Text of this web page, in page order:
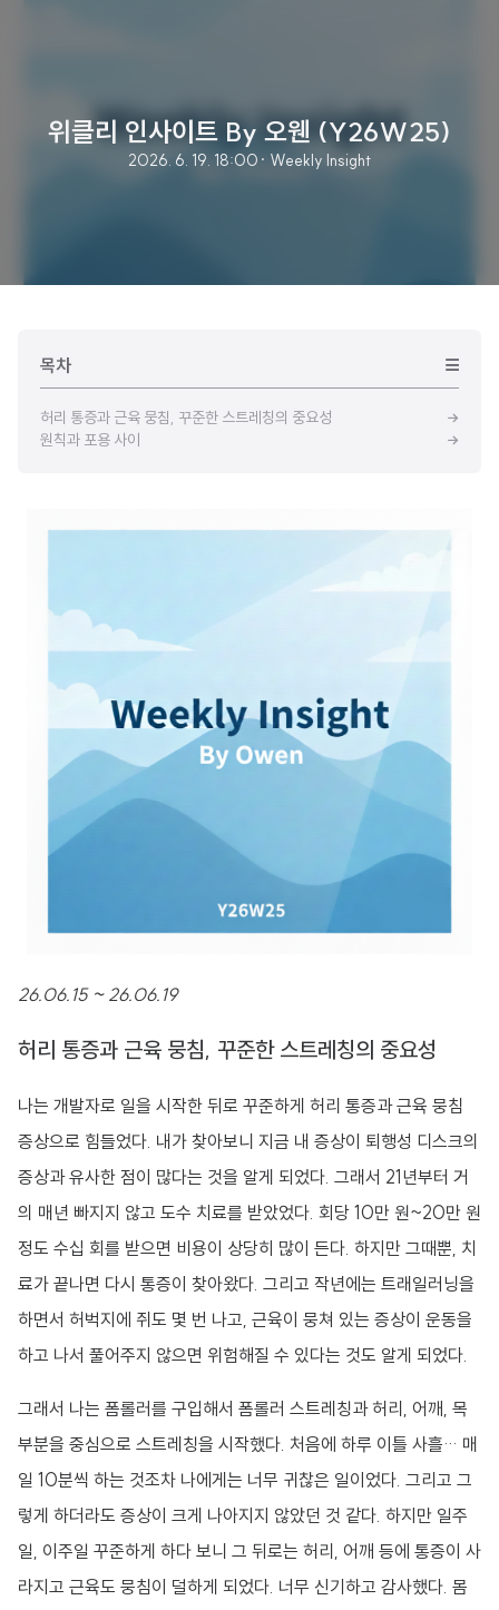
위클리 인사이트 By 오웬 (Y26W25)
2026. 6. 19. 18:00 · Weekly Insight
목차
허리 통증과 근육 뭉침, 꾸준한 스트레칭의 중요성
원칙과 포용 사이
26.06.15 ~ 26.06.19
허리 통증과 근육 뭉침, 꾸준한 스트레칭의 중요성
나는 개발자로 일을 시작한 뒤로 꾸준하게 허리 통증과 근육 뭉침
증상으로 힘들었다. 내가 찾아보니 지금 내 증상이 퇴행성 디스크의
증상과 유사한 점이 많다는 것을 알게 되었다. 그래서 21년부터 거
의 매년 빠지지 않고 도수 치료를 받았었다. 회당 10만 원~20만 원
정도 수십 회를 받으면 비용이 상당히 많이 든다. 하지만 그때뿐, 치
료가 끝나면 다시 통증이 찾아왔다. 그리고 작년에는 트래일러닝을
하면서 허벅지에 쥐도 몇 번 나고, 근육이 뭉쳐 있는 증상이 운동을
하고 나서 풀어주지 않으면 위험해질 수 있다는 것도 알게 되었다.
그래서 나는 폼롤러를 구입해서 폼롤러 스트레칭과 허리, 어깨, 목
부분을 중심으로 스트레칭을 시작했다. 처음에 하루 이틀 사흘… 매
일 10분씩 하는 것조차 나에게는 너무 귀찮은 일이었다. 그리고 그
렇게 하더라도 증상이 크게 나아지지 않았던 것 같다. 하지만 일주
일, 이주일 꾸준하게 하다 보니 그 뒤로는 허리, 어깨 등에 통증이 사
라지고 근육도 뭉침이 덜하게 되었다. 너무 신기하고 감사했다. 몸